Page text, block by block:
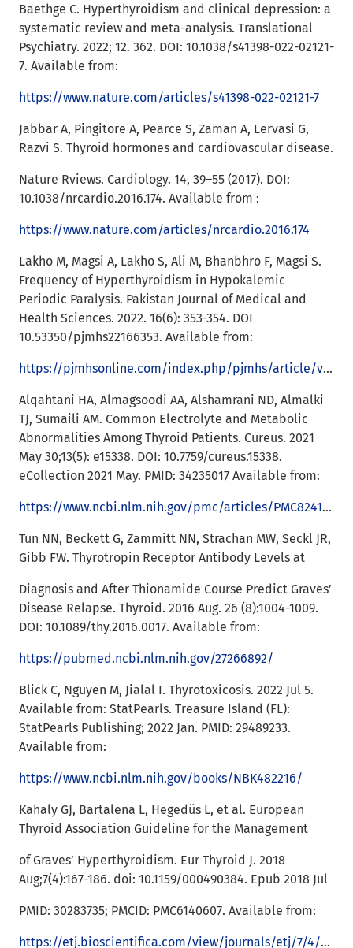
Baethge C. Hyperthyroidism and clinical depression: a
systematic review and meta-analysis. Translational
Psychiatry. 2022; 12. 362. DOI: 10.1038/s41398-022-02121-
7. Available from:
https://www.nature.com/articles/s41398-022-02121-7
Jabbar A, Pingitore A, Pearce S, Zaman A, Lervasi G,
Razvi S. Thyroid hormones and cardiovascular disease.
Nature Rviews. Cardiology. 14, 39–55 (2017). DOI:
10.1038/nrcardio.2016.174. Available from :
https://www.nature.com/articles/nrcardio.2016.174
Lakho M, Magsi A, Lakho S, Ali M, Bhanbhro F, Magsi S.
Frequency of Hyperthyroidism in Hypokalemic
Periodic Paralysis. Pakistan Journal of Medical and
Health Sciences. 2022. 16(6): 353-354. DOI
10.53350/pjmhs22166353. Available from:
https://pjmhsonline.com/index.php/pjmhs/article/view/1599
Alqahtani HA, Almagsoodi AA, Alshamrani ND, Almalki
TJ, Sumaili AM. Common Electrolyte and Metabolic
Abnormalities Among Thyroid Patients. Cureus. 2021
May 30;13(5): e15338. DOI: 10.7759/cureus.15338.
eCollection 2021 May. PMID: 34235017 Available from:
https://www.ncbi.nlm.nih.gov/pmc/articles/PMC8241464/
Tun NN, Beckett G, Zammitt NN, Strachan MW, Seckl JR,
Gibb FW. Thyrotropin Receptor Antibody Levels at
Diagnosis and After Thionamide Course Predict Graves’
Disease Relapse. Thyroid. 2016 Aug. 26 (8):1004-1009.
DOI: 10.1089/thy.2016.0017. Available from:
https://pubmed.ncbi.nlm.nih.gov/27266892/
Blick C, Nguyen M, Jialal I. Thyrotoxicosis. 2022 Jul 5.
Available from: StatPearls. Treasure Island (FL):
StatPearls Publishing; 2022 Jan. PMID: 29489233.
Available from:
https://www.ncbi.nlm.nih.gov/books/NBK482216/
Kahaly GJ, Bartalena L, Hegedüs L, et al. European
Thyroid Association Guideline for the Management
of Graves’ Hyperthyroidism. Eur Thyroid J. 2018
Aug;7(4):167-186. doi: 10.1159/000490384. Epub 2018 Jul
PMID: 30283735; PMCID: PMC6140607. Available from:
https://etj.bioscientifica.com/view/journals/etj/7/4/ETJ490384.xml